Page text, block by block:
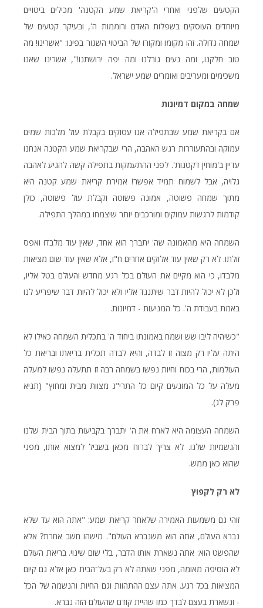
הקטעים שלפני ואחרי ה'קריאת שמע הקטנה' מכילים ביטויים
מיוחדים העוסקים בשפלות האדם ורוממות ה', ובעיקר קטעים של
שמחה גדולה. זהו מקומו ומקורו של הביטוי השגור בפינו: "אשרינו! מה
טוב חלקנו, ומה נעים גורלנו ומה יפה ירושתנו!", אשרינו שאנו
משכימים ומעריבים ואומרים שמע ישראל.
שמחה במקום דמיונות
אם בקריאת שמע שבתפילה אנו עסוקים בקבלת עול מלכות שמים
עמוקה ובהתעוררות רגש האהבה, הרי שבקריאת שמע הקטנה אנחנו
עדיין ב'מוחין דקטנות'. לפני ההתעמקות בתפילה קשה להגיע לאהבה
גלויה, אבל לשמוח תמיד אפשר! אמירת קריאת שמע קטנה היא
מתוך שמחה פשוטה, אמונה פשוטה וקבלת עול פשוטה, כולן
קודמות לרגשות עמוקים ומורכבים יותר שיצמחו במהלך התפילה.
השמחה היא מהאמונה שה' יתברך הוא אחד, שאין עוד מלבדו ואפס
זולתו. לא רק שאין עוד אלוקים אחרים ח"ו, אלא שאין עוד שום מציאות
מלבדו, כי הוא מקיים את העולם בכל רגע מחדש והעולם בטל אליו,
ולכן לא יכול להיות דבר שיתנגד אליו ולא יכול להיות דבר שיפריע לנו
באמת בעבודת ה'. כל המניעות - דמיונות.
"כשיהיה ליבו שש ושמח באמונתו ביחוד ה' בתכלית השמחה כאילו לא
היתה עליו רק מצוה זו לבדה, והיא לבדה תכלית בריאתו ובריאת כל
העולמות, הרי בכוח וחיות נפשו בשמחה רבה זו תתעלה נפשו למעלה
מעלה על כל המונעים קיום כל התרי"ג מצוות מבית ומחוץ" (תניא
פרק לג).
השמחה העצומה היא לארח את ה' יתברך בקביעות בתוך הבית שלנו
והגשמיות שלנו. לא צריך לברוח מכאן בשביל למצוא אותו, מפני
שהוא כאן ממש.
לא רק לקפוץ
זוהי גם משמעות האמירה שלאחר קריאת שמע: "אתה הוא עד שלא
נברא העולם, אתה הוא משנברא העולם". מישהו חשב אחרת? אלא
שהפשט הוא: אתה נשארת אותו הדבר, בלי שום שינוי. בריאת העולם
לא הוסיפה מאומה, מפני שאתה לא רק בעל־הבית כאן אלא גם קיום
המציאות בכל רגע. אתה עצם ההתהוות וגם החיות והנשמה של הכל
- ונשארת בעצם לבדך כמו שהיית קודם שהעולם הזה נברא.